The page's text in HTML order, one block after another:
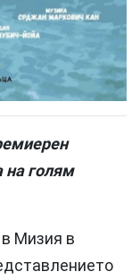
на голям
Мизия в